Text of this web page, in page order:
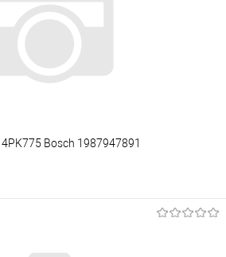
Bosch 1987947891